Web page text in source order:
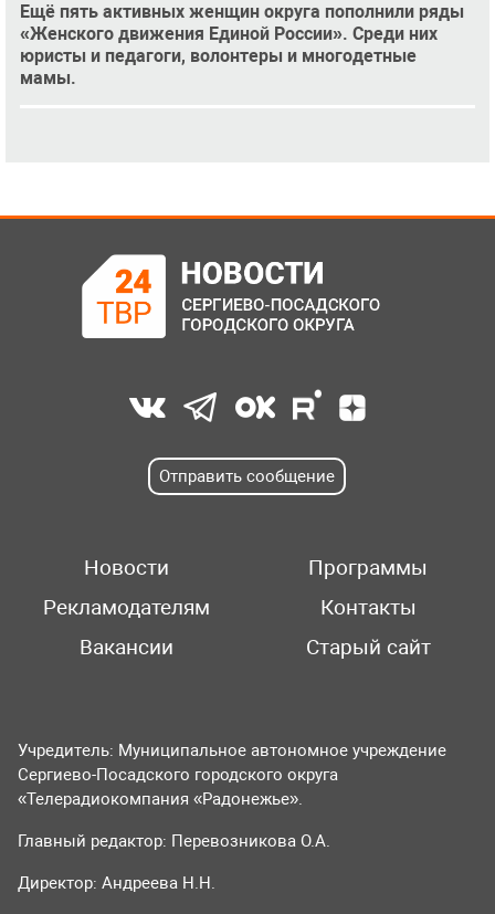
Ещё пять активных женщин округа пополнили ряды
«Женского движения Единой России». Среди них
юристы и педагоги, волонтеры и многодетные
мамы.
Отправить сообщение
Новости
Программы
Рекламодателям
Контакты
Вакансии
Старый сайт
Учредитель: Муниципальное автономное учреждение
Сергиево-Посадского городского округа
«Телерадиокомпания «Радонежье».
Главный редактор: Перевозникова О.А.
Директор: Андреева Н.Н.